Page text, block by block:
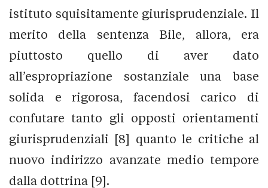
istituto squisitamente giurisprudenziale. Il
merito della sentenza Bile, allora, era
piuttosto quello di aver dato
all’espropriazione sostanziale una base
solida e rigorosa, facendosi carico di
confutare tanto gli opposti orientamenti
giurisprudenziali [8] quanto le critiche al
nuovo indirizzo avanzate medio tempore
dalla dottrina [9].